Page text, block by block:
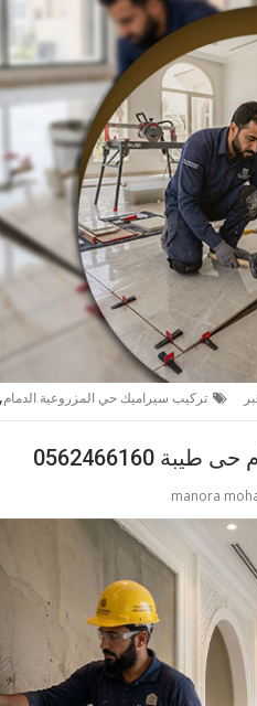
تركيب سيراميك حي المزروعية الدمام,
0562466160
manora